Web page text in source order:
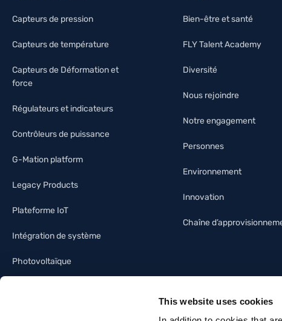
This website uses cookies
Capteurs de pression
Capteurs de température
Capteurs de Déformation et
force
Régulateurs et indicateurs
Contrôleurs de puissance
G-Mation platform
Legacy Products
Plateforme IoT
Intégration de système
Photovoltaïque
Bien-être et santé
FLY Talent Academy
Diversité
Nous rejoindre
Notre engagement
Personnes
Environnement
Innovation
Chaîne